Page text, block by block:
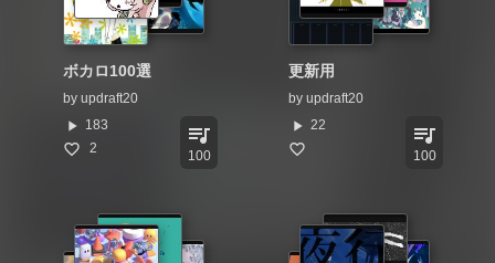
ボカロ100選
by updraft20
play_arrow
183
2
queue_music
100
更新用
by updraft20
play_arrow 22 queue_music
100